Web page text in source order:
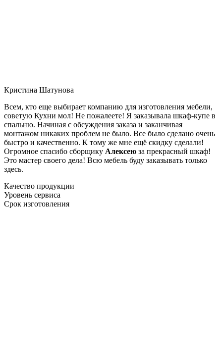
Кристина Шатунова
Всем, кто еще выбирает компанию для изготовления мебели,
советую Кухни мол! Не пожалеете! Я заказывала шкаф-купе в
спальню. Начиная с обсуждения заказа и заканчивая
монтажом никаких проблем не было. Все было сделано очень
быстро и качественно. К тому же мне ещё скидку сделали!
Огромное спасибо сборщику Алексею за прекрасный шкаф!
Это мастер своего дела! Всю мебель буду заказывать только
здесь.
Качество продукции
Уровень сервиса
Срок изготовления